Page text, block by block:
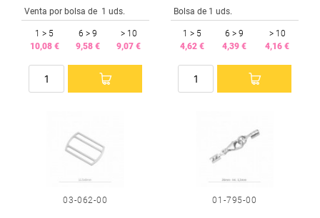
Venta por bolsa de 1 uds.
1 > 5
10,08 €
6 > 9
9,58 €
> 10
9,07 €
Bolsa de 1 uds.
1 > 5
4,62 €
6 > 9
4,39 €
> 10
4,16 €
03-062-00 01-795-00